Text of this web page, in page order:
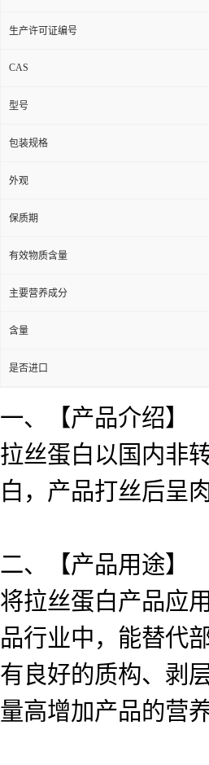
生产许可证编号
CAS
型号
包装规格
外观
保质期
有效物质含量
主要营养成分
含量
是否进口
一、【产品介绍】
拉丝蛋白以国内非
白，产品打丝后呈
二、【产品用途】
将拉丝蛋白产品应
品行业中，能替代
有良好的质构、剥
量高增加产品的营